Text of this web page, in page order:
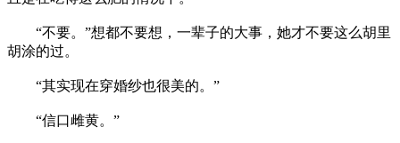
“不要。”想都不要想，一辈子的大事，她才不要这么胡里
胡涂的过。
“其实现在穿婚纱也很美的。”
“信口雌黄。”